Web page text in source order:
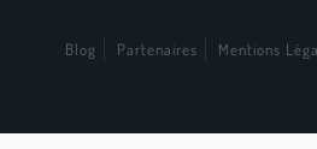
Blog Partenaires Mentions